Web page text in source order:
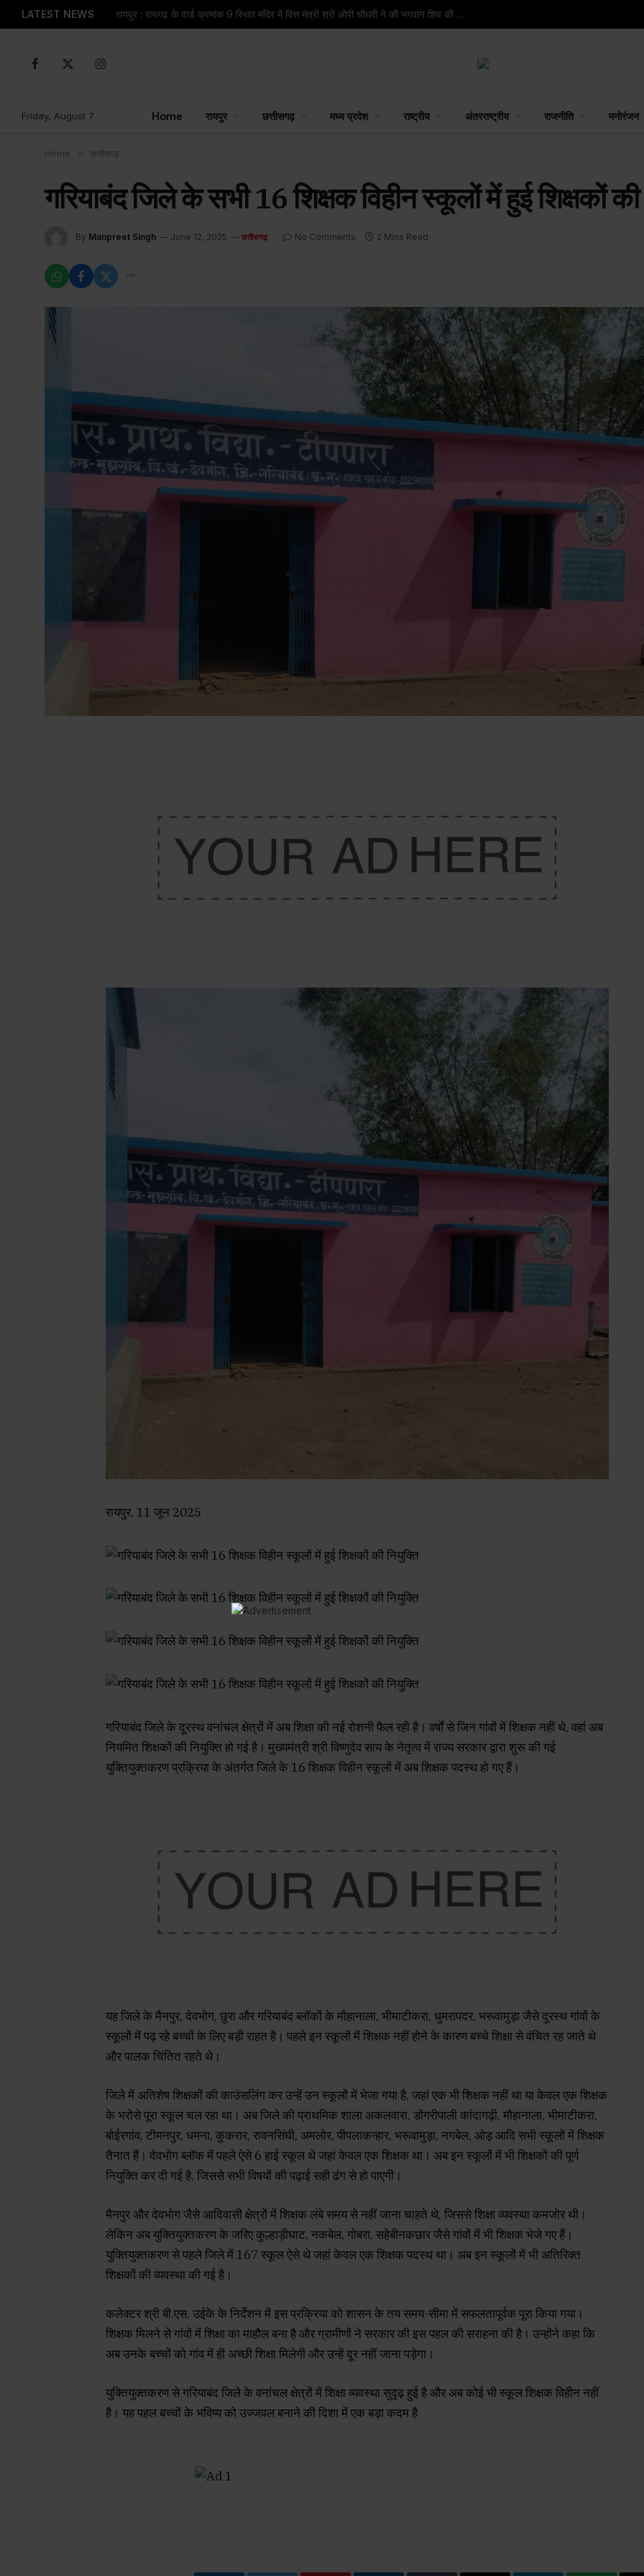
LATEST NEWS रायपुर : रायगढ़ के वार्ड क्रमांक 9 स्थित मंदिर में वित्त मंत्री श्री ओपी चौधरी ने की भगवान शिव की पूजा-अर्चना
Facebook
X
Instagram
Friday, August 7 Home रायपुर छत्तीसगढ़ मध्य प्रदेश राष्ट्रीय अंतरराष्ट्रीय राजनीति मनोरंजन
Home छत्तीसगढ़
गरियाबंद जिले के सभी 16 शिक्षक विहीन स्कूलों में हुई शिक्षकों
By Manpreet Singh June 12, 2025 छत्तीसगढ़ No Comments 2 Mins Read
रायपुर, 11 जून 2025
गरियाबंद जिले के दूरस्थ वनांचल क्षेत्रों में अब शिक्षा की नई रोशनी फैल रही है। वर्षों से जिन गांवों में शिक्षक नहीं थे, वहां अब
नियमित शिक्षकों की नियुक्ति हो गई है। मुख्यमंत्री श्री विष्णुदेव साय के नेतृत्व में राज्य सरकार द्वारा शुरू की गई
युक्तियुक्तकरण प्रक्रिया के अंतर्गत जिले के 16 शिक्षक विहीन स्कूलों में अब शिक्षक पदस्थ हो गए हैं।
यह जिले के मैनपुर, देवभोग, छुरा और गरियाबंद ब्लॉकों के मौहानाला, भीमाटीकरा, धुमरापदर, भरूवामुड़ा जैसे दूरस्थ गांवों के
स्कूलों में पढ़ रहे बच्चों के लिए बड़ी राहत है। पहले इन स्कूलों में शिक्षक नहीं होने के कारण बच्चे शिक्षा से वंचित रह जाते थे
और पालक चिंतित रहते थे।
जिले में अतिशेष शिक्षकों की काउंसलिंग कर उन्हें उन स्कूलों में भेजा गया है, जहां एक भी शिक्षक नहीं था या केवल एक शिक्षक
के भरोसे पूरा स्कूल चल रहा था। अब जिले की प्राथमिक शाला अकलवारा, डोंगरीपाली कांदागढ़ी, मौहानाला, भीमाटीकरा,
बोईरगांव, टीमनपुर, धमना, कुकरार, रावनसिंघी, अमलोर, पीपलाकन्हार, भरूवामुड़ा, नगबेल, ओड़ आदि सभी स्कूलों में शिक्षक
तैनात हैं। देवभोग ब्लॉक में पहले ऐसे 6 हाई स्कूल थे जहां केवल एक शिक्षक था। अब इन स्कूलों में भी शिक्षकों की पूर्ण
नियुक्ति कर दी गई है, जिससे सभी विषयों की पढ़ाई सही ढंग से हो पाएगी।
मैनपुर और देवभोग जैसे आदिवासी क्षेत्रों में शिक्षक लंबे समय से नहीं जाना चाहते थे, जिससे शिक्षा व्यवस्था कमजोर थी।
लेकिन अब युक्तियुक्तकरण के जरिए कुल्हाड़ीघाट, नकबेल, गोबरा, सहेबीनकछार जैसे गांवों में भी शिक्षक भेजे गए हैं।
युक्तियुक्तकरण से पहले जिले में 167 स्कूल ऐसे थे जहां केवल एक शिक्षक पदस्थ था। अब इन स्कूलों में भी अतिरिक्त
शिक्षकों की व्यवस्था की गई है।
कलेक्टर श्री बी.एस. उईके के निर्देशन में इस प्रक्रिया को शासन के तय समय-सीमा में सफलतापूर्वक पूरा किया गया।
शिक्षक मिलने से गांवों में शिक्षा का माहौल बना है और ग्रामीणों ने सरकार की इस पहल की सराहना की है। उन्होंने कहा कि
अब उनके बच्चों को गांव में ही अच्छी शिक्षा मिलेगी और उन्हें दूर नहीं जाना पड़ेगा।
युक्तियुक्तकरण से गरियाबंद जिले के वनांचल क्षेत्रों में शिक्षा व्यवस्था सुदृढ़ हुई है और अब कोई भी स्कूल शिक्षक विहीन नहीं
है। यह पहल बच्चों के भविष्य को उज्जवल बनाने की दिशा में एक बड़ा कदम है